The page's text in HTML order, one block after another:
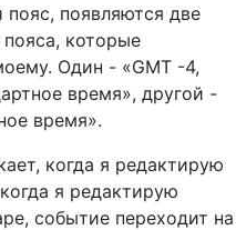
пояс, появляются две
которые
Один - «GMT -4,
время», другой -
время».
когда я редактирую
я редактирую
событие переходит на